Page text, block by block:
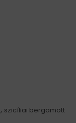
, szicíliai bergamott